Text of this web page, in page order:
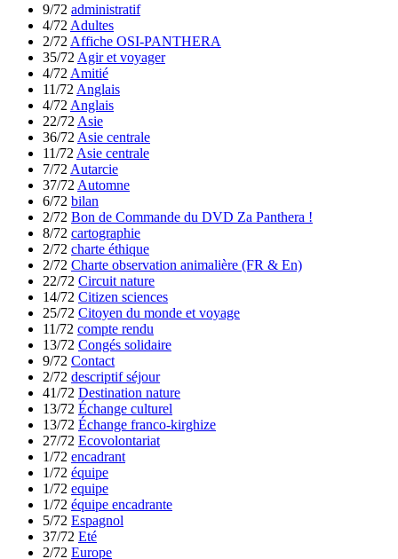
9/72 administratif
4/72 Adultes
2/72 Affiche OSI-PANTHERA
35/72 Agir et voyager
4/72 Amitié
11/72 Anglais
4/72 Anglais
22/72 Asie
36/72 Asie centrale
11/72 Asie centrale
7/72 Autarcie
37/72 Automne
6/72 bilan
2/72 Bon de Commande du DVD Za Panthera !
8/72 cartographie
2/72 charte éthique
2/72 Charte observation animalière (FR & En)
22/72 Circuit nature
14/72 Citizen sciences
25/72 Citoyen du monde et voyage
11/72 compte rendu
13/72 Congés solidaire
9/72 Contact
2/72 descriptif séjour
41/72 Destination nature
13/72 Échange culturel
13/72 Échange franco-kirghize
27/72 Ecovolontariat
1/72 encadrant
1/72 équipe
1/72 equipe
1/72 équipe encadrante
5/72 Espagnol
37/72 Eté
2/72 Europe